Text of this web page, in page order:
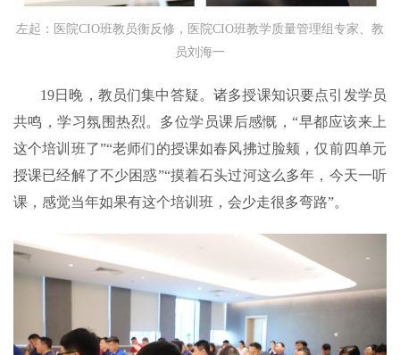
左起：医院CIO班教员衡反修，医院CIO班教学质量管理组专家、教
员刘海一
19日晚，教员们集中答疑。诸多授课知识要点引发学员
共鸣，学习氛围热烈。多位学员课后感慨，“早都应该来上
这个培训班了”“老师们的授课如春风拂过脸颊，仅前四单元
授课已经解了不少困惑”“摸着石头过河这么多年，今天一听
课，感觉当年如果有这个培训班，会少走很多弯路”。